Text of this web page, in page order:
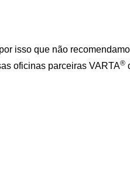
isso que não
oficinas parceiras VARTA®